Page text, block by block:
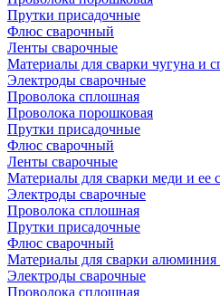
Прутки присадочные
Флюс сварочный
Ленты сварочные
Материалы для сварки чугуна и
Электроды сварочные
Проволока сплошная
Проволока порошковая
Прутки присадочные
Флюс сварочный
Ленты сварочные
Материалы для сварки меди и ее
Электроды сварочные
Проволока сплошная
Прутки присадочные
Флюс сварочный
Материалы для сварки алюминия
Электроды сварочные
Проволока сплошная